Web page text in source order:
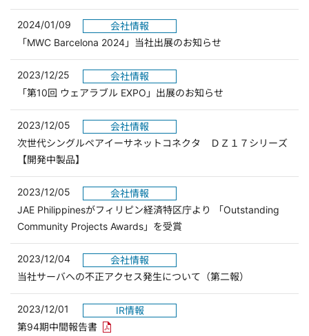
2024/01/09
会社情報
「MWC Barcelona 2024」当社出展のお知らせ
2023/12/25
会社情報
「第10回 ウェアラブル EXPO」出展のお知らせ
2023/12/05
会社情報
次世代シングルペアイーサネットコネクタ ＤＺ１７シリーズ
【開発中製品】
2023/12/05
会社情報
JAE Philippinesがフィリピン経済特区庁より 「Outstanding
Community Projects Awards」を受賞
2023/12/04
会社情報
当社サーバへの不正アクセス発生について（第二報）
2023/12/01
IR情報
第94期中間報告書 PDFリンクを新しいウィンドウで開きます